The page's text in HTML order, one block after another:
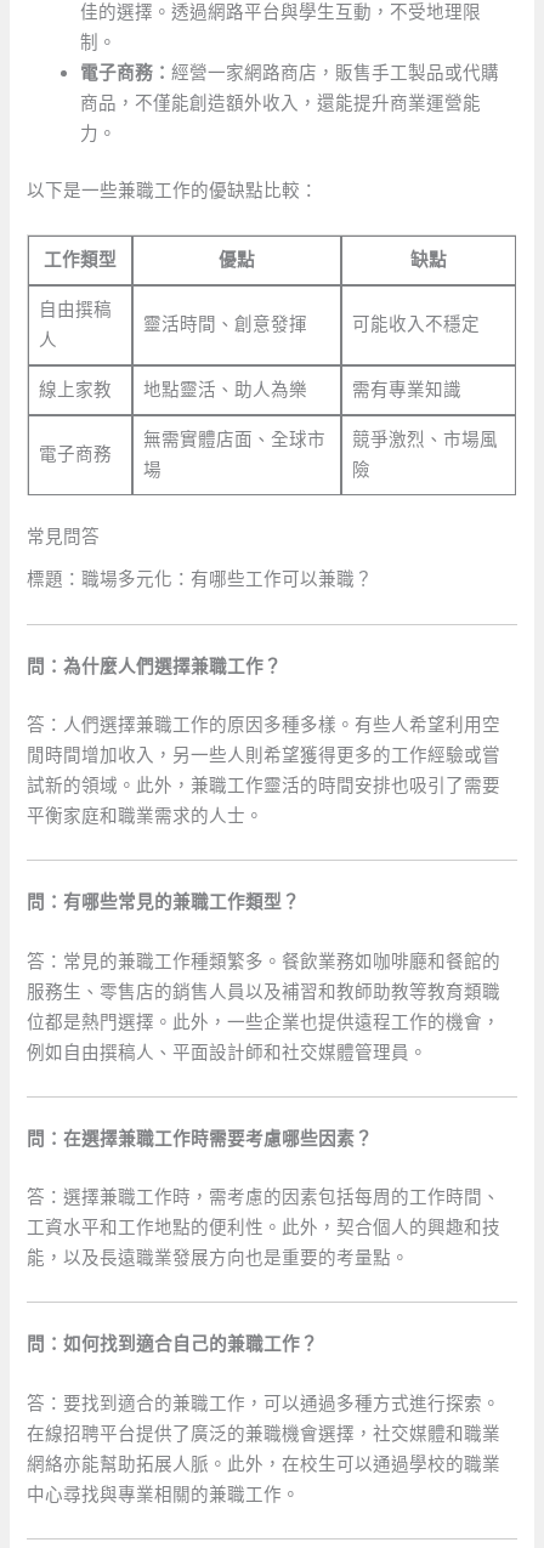
佳的選擇。透過網路平台與學生互動，不受地理限
制。
電子商務：經營一家網路商店，販售手工製品或代購
商品，不僅能創造額外收入，還能提升商業運營能
力。
以下是一些兼職工作的優缺點比較：
工作類型 優點 缺點
自由撰稿
人
靈活時間、創意發揮 可能收入不穩定
線上家教 地點靈活、助人為樂 需有專業知識
電子商務
無需實體店面、全球市
場
競爭激烈、市場風
險
常見問答
標題：職場多元化：有哪些工作可以兼職？
問：為什麼人們選擇兼職工作？
答：人們選擇兼職工作的原因多種多樣。有些人希望利用空
閒時間增加收入，另一些人則希望獲得更多的工作經驗或嘗
試新的領域。此外，兼職工作靈活的時間安排也吸引了需要
平衡家庭和職業需求的人士。
問：有哪些常見的兼職工作類型？
答：常見的兼職工作種類繁多。餐飲業務如咖啡廳和餐館的
服務生、零售店的銷售人員以及補習和教師助教等教育類職
位都是熱門選擇。此外，一些企業也提供遠程工作的機會，
例如自由撰稿人、平面設計師和社交媒體管理員。
問：在選擇兼職工作時需要考慮哪些因素？
答：選擇兼職工作時，需考慮的因素包括每周的工作時間、
工資水平和工作地點的便利性。此外，契合個人的興趣和技
能，以及長遠職業發展方向也是重要的考量點。
問：如何找到適合自己的兼職工作？
答：要找到適合的兼職工作，可以通過多種方式進行探索。
在線招聘平台提供了廣泛的兼職機會選擇，社交媒體和職業
網絡亦能幫助拓展人脈。此外，在校生可以通過學校的職業
中心尋找與專業相關的兼職工作。